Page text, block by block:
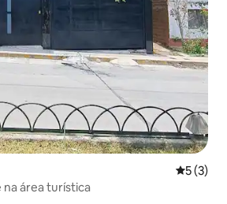
5 de
5 (3)
área turística